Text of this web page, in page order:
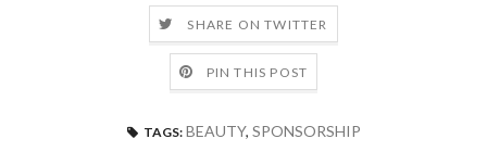
SHARE ON TWITTER
PIN THIS POST
TAGS: BEAUTY, SPONSORSHIP